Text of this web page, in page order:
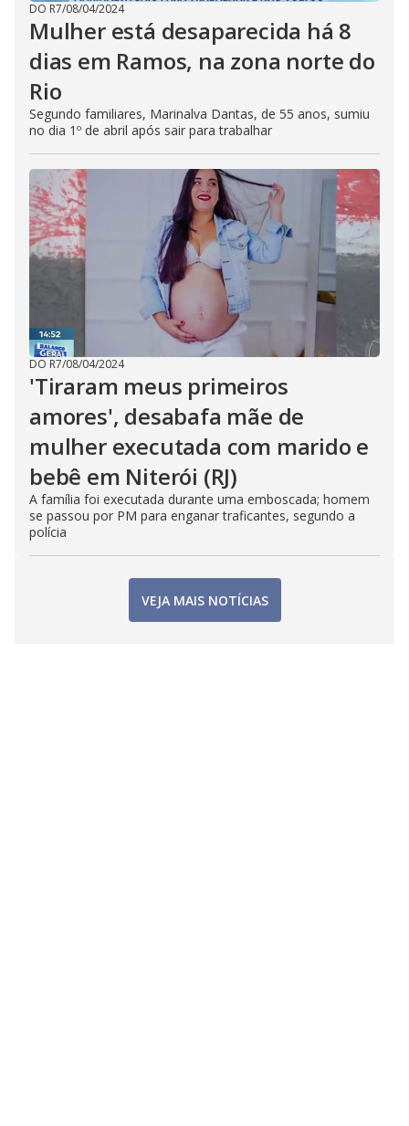
DO R7/08/04/2024
Mulher está desaparecida há 8
dias em Ramos, na zona norte do
Rio
Segundo familiares, Marinalva Dantas, de 55 anos, sumiu
no dia 1º de abril após sair para trabalhar
DO R7/08/04/2024
'Tiraram meus primeiros
amores', desabafa mãe de
mulher executada com marido e
bebê em Niterói (RJ)
A família foi executada durante uma emboscada; homem
se passou por PM para enganar traficantes, segundo a
polícia
VEJA MAIS NOTÍCIAS